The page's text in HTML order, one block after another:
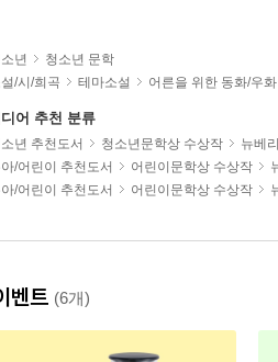
년
청소년 문학
/시/희곡 테마소설 어른을 위한 동화/우화
어 추천 분류
년 추천도서 청소년문학상 수상작
뉴베
/어린이 추천도서 어린이문학상 수상작
/어린이 추천도서 어린이문학상 수상작
벤트 (6개)